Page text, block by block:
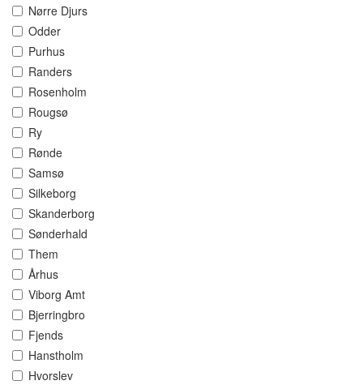
Nørre Djurs
Odder
Purhus
Randers
Rosenholm
Rougsø
Ry
Rønde
Samsø
Silkeborg
Skanderborg
Sønderhald
Them
Århus
Viborg Amt
Bjerringbro
Fjends
Hanstholm
Hvorslev